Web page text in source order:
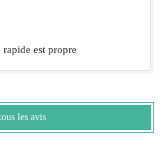
est propre
les avis